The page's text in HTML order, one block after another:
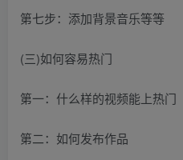
第七步：添加背景音乐等等
(三)如何容易热门
第一：什么样的视频能上热门
第二：如何发布作品